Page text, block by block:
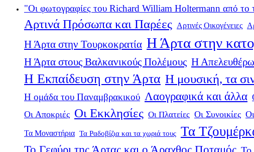
"Οι φωτογραφίες του Richard William Holtermann από το
Αρτινά Πρόσωπα και Παρέες Αρτινές Οικογένειες
Η Άρτα στην Τουρκοκρατία Η Άρτα στην
Η Άρτα στους Βαλκανικούς Πολέμους Η
Η Εκπαίδευση στην Άρτα Η μουσική, τα
Η ομάδα του Παναμβρακικού Λαογραφικά και άλλα
Οι Αποκριές Οι Εκκλησίες Οι Πλατείες Οι Συνοικίες
Τα Μοναστήρια Τα Ραδοβίζια και τα χωριά τους Τα